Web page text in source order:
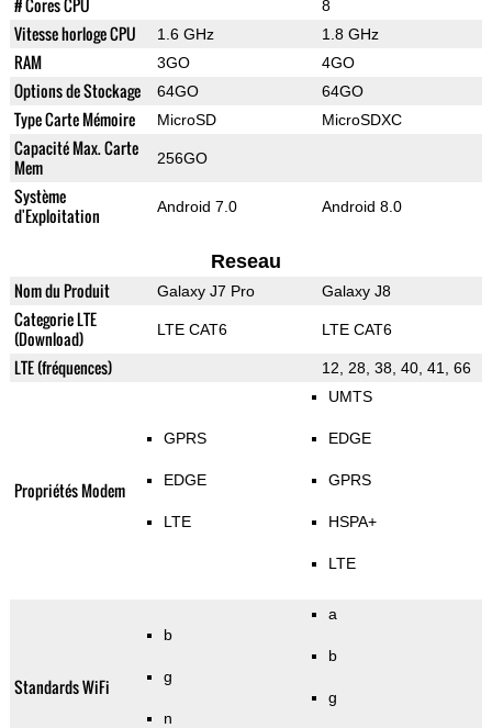
# Cores CPU 8
Vitesse horloge CPU 1.6 GHz 1.8 GHz
RAM 3GO 4GO
Options de Stockage 64GO 64GO
Type Carte Mémoire MicroSD MicroSDXC
Capacité Max. Carte
Mem
256GO
Système
d'Exploitation
Android 7.0 Android 8.0
Reseau
Nom du Produit Galaxy J7 Pro Galaxy J8
Categorie LTE
(Download)
LTE CAT6 LTE CAT6
LTE (fréquences) 12, 28, 38, 40, 41, 66
Propriétés Modem
GPRS
EDGE
LTE
UMTS
EDGE
GPRS
HSPA+
LTE
Standards WiFi
b
g
n
a
b
g